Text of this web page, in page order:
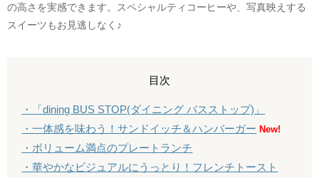
の高さを実感できます。スペシャルティコーヒーや、写真映えする
スイーツもお見逃しなく♪
目次
・「dining BUS STOP(ダイニング バスストップ)」
・一体感を味わう！サンドイッチ＆ハンバーガー New!
・ボリューム満点のプレートランチ
・華やかなビジュアルにうっとり！フレンチトースト